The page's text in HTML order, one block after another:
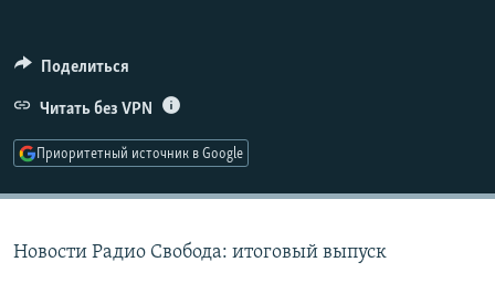
ПОДПИШИТЕСЬ НА РАССЫЛКУ
СОЦИАЛЬНЫЕ СЕТИ
Поделиться
Читать без VPN
Приоритетный источник в Google
Новости Радио Свобода: итоговый выпуск